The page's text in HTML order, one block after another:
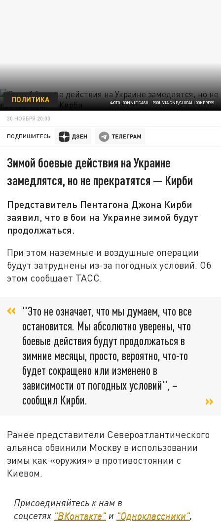
ФОТО: BONNIE CASH - POOL VIA CNP/GLOBALLOOKPRESS
ПОЛИТИКА
30 НОЯБРЯ 20:00
ПОДПИШИТЕСЬ:
Зимой боевые действия на Украине
замедлятся, но не прекратятся — Кирби
Представитель Пентагона Джона Кирби
заявил, что в бои на Украине зимой будут
продолжаться.
При этом наземные и воздушные операции
будут затруднены из-за погодных условий. Об
этом сообщает ТАСС.
"Это не означает, что мы думаем, что все
остановится. Мы абсолютно уверены, что
боевые действия будут продолжаться в
зимние месяцы, просто, вероятно, что-то
будет сокращено или изменено в
зависимости от погодных условий", –
сообщил Кирби.
Ранее представители Североатлантического
альянса обвинили Москву в использовании
зимы как «оружия» в противостоянии с
Киевом.
Присоединяйтесь к нам в
соцсетях "ВКонтакте" и "Одноклассники",